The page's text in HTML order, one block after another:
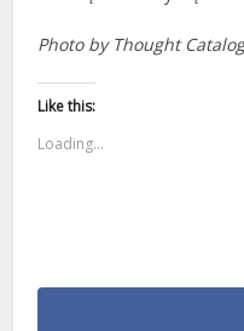
Photo by Thought
Like this:
Loading...